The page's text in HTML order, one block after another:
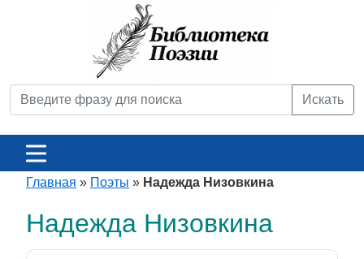
Искать
Главная » Поэты » Надежда Низовкина
Надежда Низовкина